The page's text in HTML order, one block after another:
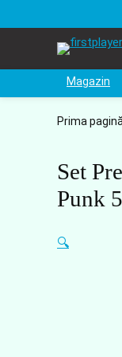
Magazin
Prima pagină
Set
Punk
🔍